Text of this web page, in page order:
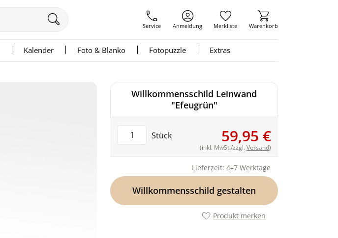
Service Anmeldung Merkliste Warenkorb
Kalender Foto & Blanko Fotopuzzle Extras
Willkommensschild Leinwand
"Efeugrün"
Stück 59,95 €
(inkl. MwSt./zzgl. Versand)
Lieferzeit: 4–7 Werktage
Willkommensschild gestalten
Produkt merken